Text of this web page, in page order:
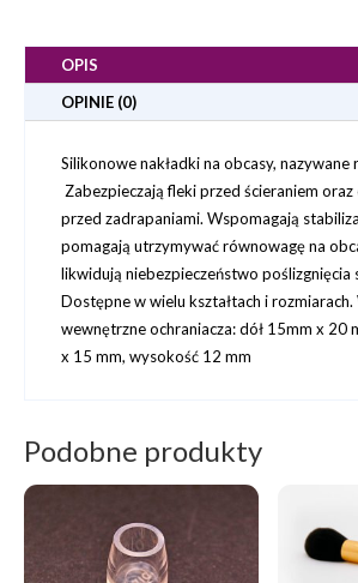
OPIS
OPINIE (0)
Silikonowe nakładki na obcasy, nazywane
Zabezpieczają fleki przed ścieraniem
przed zadrapaniami. Wspomagają
pomagają utrzymywać równowagę na
likwidują niebezpieczeństwo poślizgnięcia
Dostępne w wielu kształtach i
wewnętrzne ochraniacza: dół 15mm x 20
x 15 mm, wysokość 12 mm
Podobne produkty